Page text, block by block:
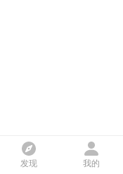
发现 我的